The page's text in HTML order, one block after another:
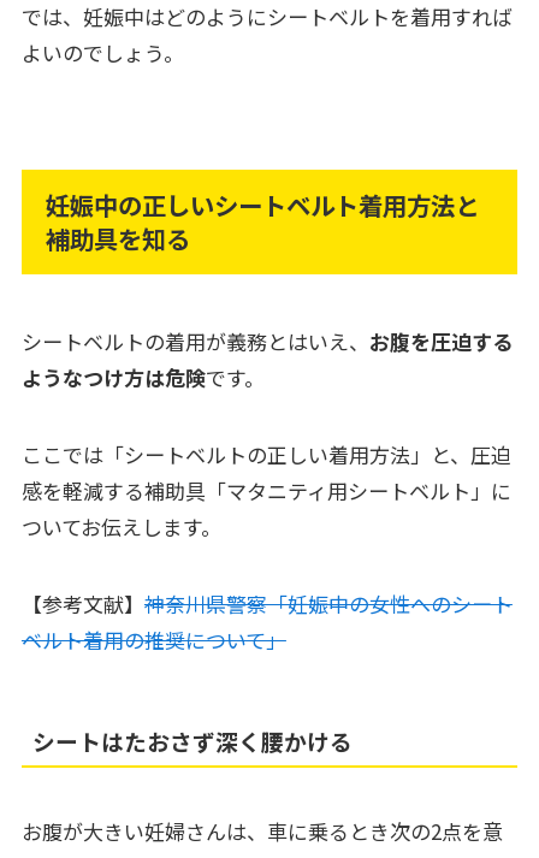
では、妊娠中はどのようにシートベルトを着用すれば
よいのでしょう。
妊娠中の正しいシートベルト着用方法と
補助具を知る
シートベルトの着用が義務とはいえ、 お腹を圧迫する
ようなつけ方は危険です。
ここでは「シートベルトの正しい着用方法」と、圧迫
感を軽減する補助具「マタニティ用シートベルト」に
ついてお伝えします。
【参考文献】 神奈川県警察「妊娠中の女性へのシート
ベルト着用の推奨について」
シートはたおさず深く腰かける
お腹が大きい妊婦さんは、車に乗るとき次の2点を意